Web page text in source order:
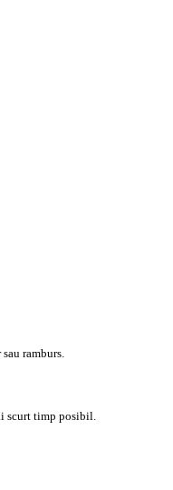
ramburs.
scurt timp posibil.